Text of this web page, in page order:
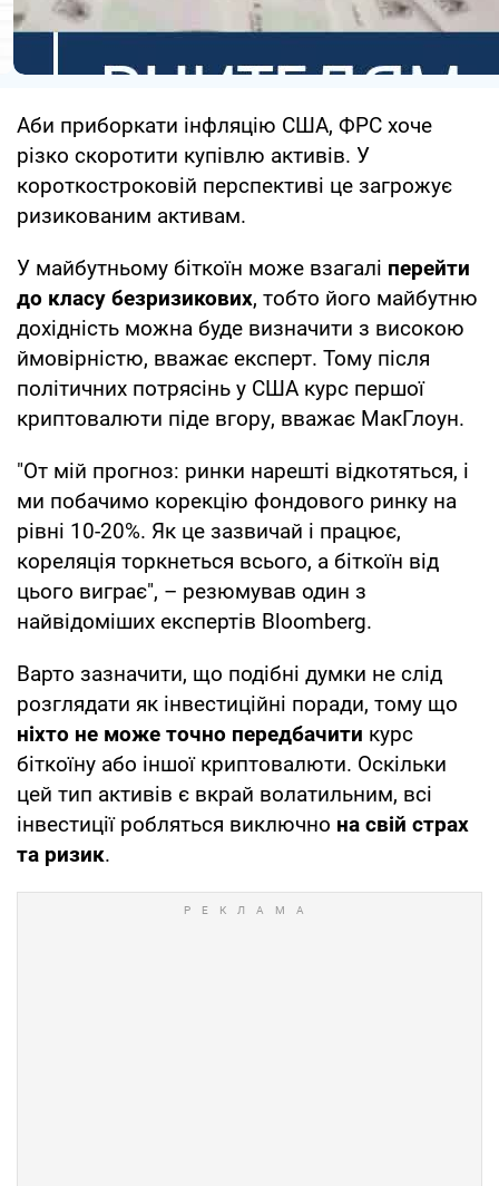
Аби приборкати інфляцію США, ФРС хоче
різко скоротити купівлю активів. У
короткостроковій перспективі це загрожує
ризикованим активам.
У майбутньому біткоїн може взагалі перейти
до класу безризикових, тобто його майбутню
дохідність можна буде визначити з високою
ймовірністю, вважає експерт. Тому після
політичних потрясінь у США курс першої
криптовалюти піде вгору, вважає МакГлоун.
"От мій прогноз: ринки нарешті відкотяться, і
ми побачимо корекцію фондового ринку на
рівні 10-20%. Як це зазвичай і працює,
кореляція торкнеться всього, а біткоїн від
цього виграє", – резюмував один з
найвідоміших експертів Bloomberg.
Варто зазначити, що подібні думки не слід
розглядати як інвестиційні поради, тому що
ніхто не може точно передбачити курс
біткоїну або іншої криптовалюти. Оскільки
цей тип активів є вкрай волатильним, всі
інвестиції робляться виключно на свій страх
та ризик.